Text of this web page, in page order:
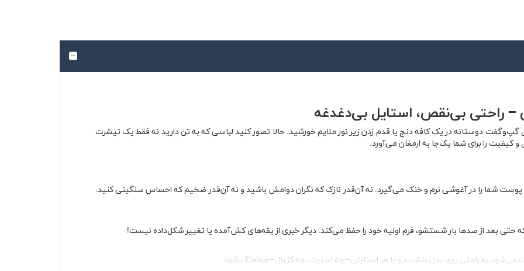
دوستانه در یک کافه دنج یا قدم زدن زیر نور ملایم خورشید. حالا تصور کنید لباسی که به تن دارید نه فقط یک تیشرت
کیفیت را برای شما یک‌جا به ارمغان می‌آورد.
شما را در آغوشی نرم و خنک می‌گیرد. نه آن‌قدر نازک که نگران دوامش باشید و نه آن‌قدر ضخیم که احساس سنگینی کنید.
حتی بعد از صدها بار شستشو، فرم اولیه خود را حفظ می‌کند. دیگر خبری از یقه‌های کش‌آمده یا تغییر شکل‌داده نیست!
می‌شود به راحتی روی بدن بنشیند و با هر استایلی—چه اسپرت، چه کژوال—هماهنگ شود.